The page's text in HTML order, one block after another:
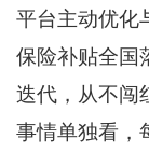
平台主动优化
保险补贴全国
迭代，从不
事情单独看，